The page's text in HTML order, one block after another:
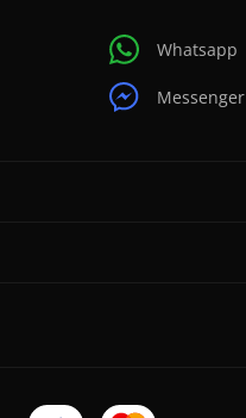
Whatsapp
Messenger